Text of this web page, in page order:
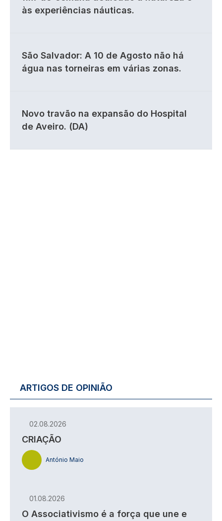
às experiências náuticas.
São Salvador: A 10 de Agosto não há
água nas torneiras em várias zonas.
Novo travão na expansão do Hospital
de Aveiro. (DA)
ARTIGOS DE OPINIÃO
02.08.2026
CRIAÇÃO
António Maio
01.08.2026
O Associativismo é a força que une e